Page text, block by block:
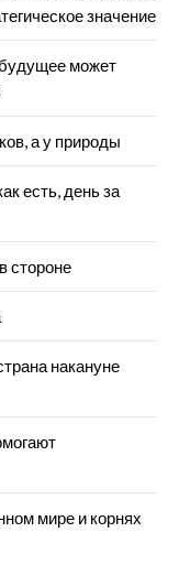
значение
может
а у природы
есть, день за
стороне
накануне
мире и корнях